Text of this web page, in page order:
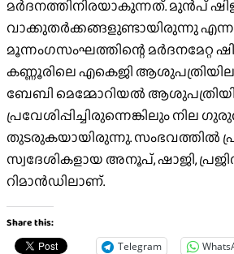
മര്‍ദനത്തിനിരയാകുന്നത്. മുന്‍പ്
വാക്കുതര്‍ക്കങ്ങളുണ്ടായിരുന്നു
മൂന്നംഗസംഘത്തിന്റെ മര്‍ദനമേറ്റ
കണ്ണൂരിലെ എകെജി
ബേബി മെമ്മോറിയല്‍
പ്രവേശിപ്പിച്ചിരുന്നെങ്കിലും നില
തുടരുകയായിരുന്നു. സംഭവത്തില്‍
സ്വദേശികളായ അനൂപ്, ഷാജി,
റിമാന്‍ഡിലാണ്.
Share this:
Telegram